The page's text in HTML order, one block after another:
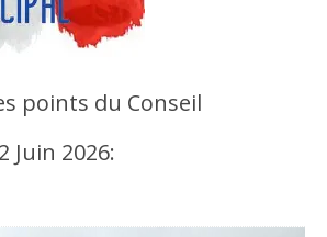
points du Conseil
Juin 2026: